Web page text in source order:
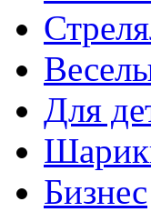
Для
Бизнес